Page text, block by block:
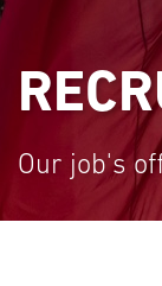
Our job's